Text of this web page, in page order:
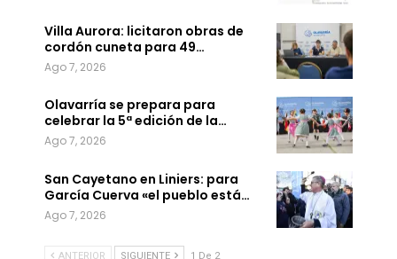
Villa Aurora: licitaron obras de
cordón cuneta para 49…
Ago 7, 2026
Olavarría se prepara para
celebrar la 5ª edición de la…
Ago 7, 2026
San Cayetano en Liniers: para
García Cuerva «el pueblo está…
Ago 7, 2026
ANTERIOR SIGUIENTE 1 De 2